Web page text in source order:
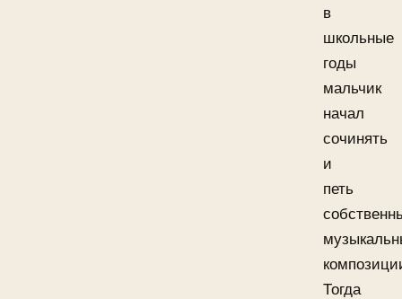
в
школьные
годы
мальчик
начал
сочинять
и
петь
Тогда